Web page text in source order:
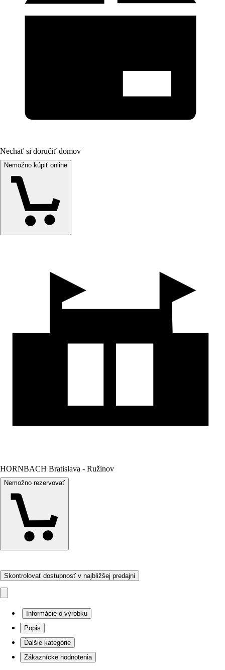
Nechať si doručiť domov
Nemožno kúpiť online
HORNBACH Bratislava - Ružinov
Nemožno rezervovať
Skontrolovať dostupnosť v najbližšej predajni
Informácie o výrobku
Popis
Ďalšie kategórie
Zákaznícke hodnotenia